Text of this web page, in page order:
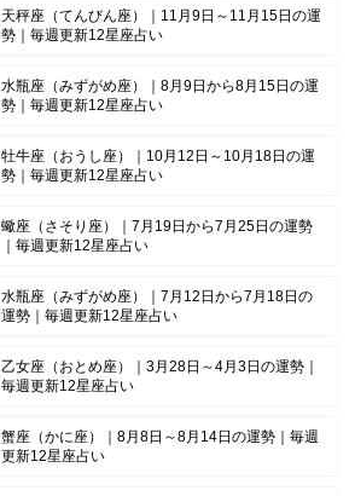
天秤座（てんびん座）｜11月9日～11月15日の運
勢｜毎週更新12星座占い
水瓶座（みずがめ座）｜8月9日から8月15日の運
勢｜毎週更新12星座占い
牡牛座（おうし座）｜10月12日～10月18日の運
勢｜毎週更新12星座占い
蠍座（さそり座）｜7月19日から7月25日の運勢
｜毎週更新12星座占い
水瓶座（みずがめ座）｜7月12日から7月18日の
運勢｜毎週更新12星座占い
乙女座（おとめ座）｜3月28日～4月3日の運勢｜
毎週更新12星座占い
蟹座（かに座）｜8月8日～8月14日の運勢｜毎週
更新12星座占い